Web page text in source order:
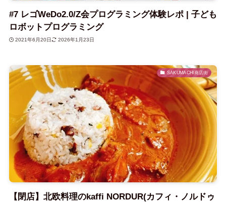
#7 レゴWeDo2.0/Z会プログラミング体験レポ | 子ども
ロボットプログラミング
2021年6月20日 2026年1月23日
SAKUMACHI商店街
【閉店】北欧料理のkaffi NORDUR(カフィ・ノルドゥ